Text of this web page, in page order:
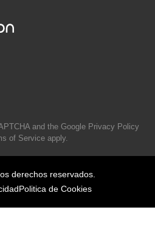
and the Google Privacy Policy
of Service apply.
derechos reservados.
Politica de Cookies